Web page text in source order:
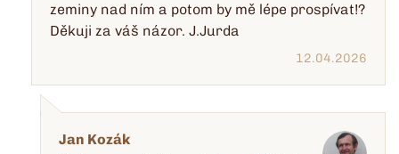
zeminy nad ním a potom by mě lépe prospívat!?
Děkuji za váš názor. J.Jurda
12.04.2026
Jan Kozák